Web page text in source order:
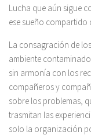
Lucha que aún sigue
ese sueño compartido
La consagración de
ambiente
sin armonía con los
compañeros y
sobre los problemas,
trasmitan las
solo la organización